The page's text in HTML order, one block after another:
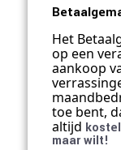
Het
op een
aankoop
toe bent,
altijd
maar wilt!